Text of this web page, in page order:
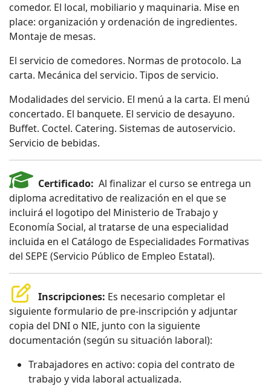
comedor. El local, mobiliario y maquinaria. Mise en
place: organización y ordenación de ingredientes.
Montaje de mesas.
El servicio de comedores. Normas de protocolo. La
carta. Mecánica del servicio. Tipos de servicio.
Modalidades del servicio. El menú a la carta. El menú
concertado. El banquete. El servicio de desayuno.
Buffet. Coctel. Catering. Sistemas de autoservicio.
Servicio de bebidas.
Certificado: Al finalizar el curso se entrega un
diploma acreditativo de realización en el que se
incluirá el logotipo del Ministerio de Trabajo y
Economía Social, al tratarse de una especialidad
incluida en el Catálogo de Especialidades Formativas
del SEPE (Servicio Público de Empleo Estatal).
Inscripciones: Es necesario completar el
siguiente formulario de pre-inscripción y adjuntar
copia del DNI o NIE, junto con la siguiente
documentación (según su situación laboral):
Trabajadores en activo: copia del contrato de
trabajo y vida laboral actualizada.